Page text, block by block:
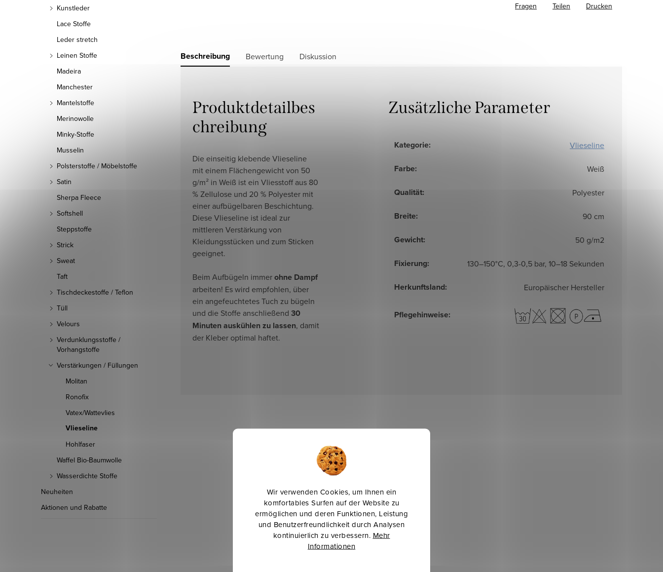
Wir verwenden Cookies, um Ihnen ein
komfortables Surfen auf der Website zu
ermöglichen und deren Funktionen, Leistung
und Benutzerfreundlichkeit durch Analysen
kontinuierlich zu verbessern. Mehr
Informationen
Kunstleder
Lace Stoffe
Leder stretch
Leinen Stoffe
Madeira
Manchester
Mantelstoffe
Merinowolle
Minky-Stoffe
Musselin
Polsterstoffe / Möbelstoffe
Satin
Sherpa Fleece
Softshell
Steppstoffe
Strick
Sweat
Taft
Tischdeckestoffe / Teflon
Tüll
Velours
Verdunklungsstoffe /
Vorhangstoffe
Verstärkungen / Füllungen
Molitan
Ronofix
Vatex/Wattevlies
Vlieseline
Hohlfaser
Waffel Bio-Baumwolle
Wasserdichte Stoffe
Neuheiten
Aktionen und Rabatte
Drucken
Fragen Teilen
Beschreibung Bewertung Diskussion
Produktdetailbes
chreibung
Die einseitig klebende Vlieseline
mit einem Flächengewicht von 50
g/m² in Weiß ist ein Vliesstoff aus 80
% Zellulose und 20 % Polyester mit
einer aufbügelbaren Beschichtung.
Diese Vlieseline ist ideal zur
mittleren Verstärkung von
Kleidungsstücken und zum Sticken
geeignet.
Beim Aufbügeln immerohne Dampf
arbeiten! Es wird empfohlen, über
ein angefeuchtetes Tuch zu bügeln
und die Stoffe anschließend 30
Minuten auskühlen zu lassen, damit
der Kleber optimal haftet.
Zusätzliche Parameter
Kategorie: Vlieseline
Farbe: Weiß
Qualität: Polyester
Breite: 90 cm
Gewicht: 50 g/m2
Fixierung: 130–150°C, 0,3-0,5 bar, 10–18 Sekunden
Herkunftsland: Europäischer Hersteller
Pflegehinweise: